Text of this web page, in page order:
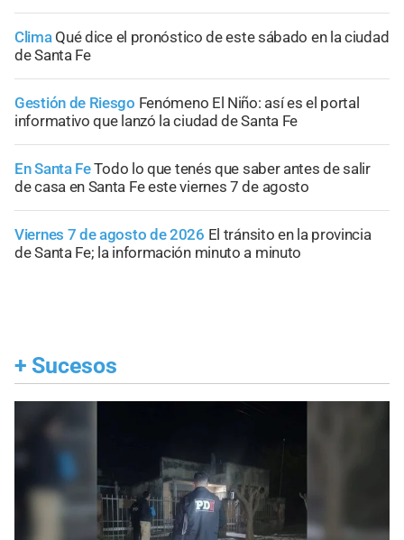
Clima Qué dice el pronóstico de este sábado en la ciudad
de Santa Fe
Gestión de Riesgo Fenómeno El Niño: así es el portal
informativo que lanzó la ciudad de Santa Fe
En Santa FeTodo lo que tenés que saber antes de salir
de casa en Santa Fe este viernes 7 de agosto
Viernes 7 de agosto de 2026 El tránsito en la provincia
de Santa Fe; la información minuto a minuto
+ Sucesos